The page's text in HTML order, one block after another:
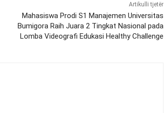
Artikulli tjetër
Mahasiswa Prodi S1 Manajemen Universitas
Bumigora Raih Juara 2 Tingkat Nasional pada
Lomba Videografi Edukasi Healthy Challenge